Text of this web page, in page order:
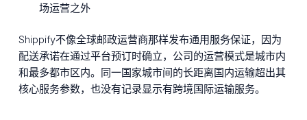
场运营之外
Shippify不像全球邮政运营商那样发布通用服务保证，因为
配送承诺在通过平台预订时确立，公司的运营模式是城市内
和最多都市区内。同一国家城市间的长距离国内运输超出其
核心服务参数，也没有记录显示有跨境国际运输服务。